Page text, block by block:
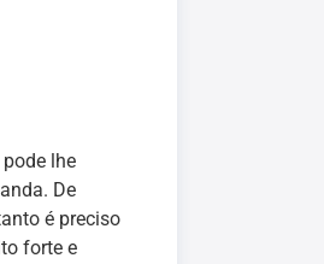
lhe
De
é preciso
forte e